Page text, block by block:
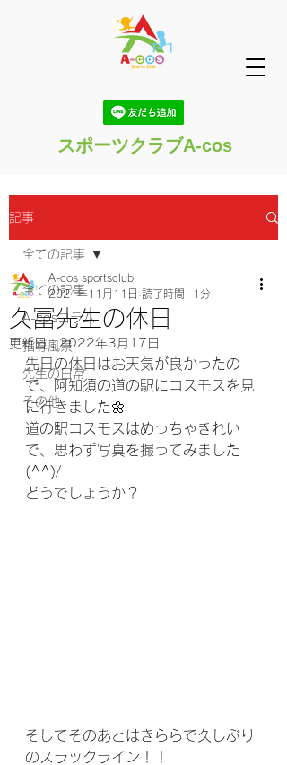
スポーツクラブA-cos
記事
全ての記事
A-cosコラム
指導風景
先生の日常
その他
全ての記事
久冨先生の休日
A-cos sportsclub
2021年11月11日 読了時間: 1分
更新日：2022年3月17日
先日の休日はお天気が良かったの
で、阿知須の道の駅にコスモスを見
に行きました🌼
道の駅コスモスはめっちゃきれい
で、思わず写真を撮ってみました
(^^)/
どうでしょうか？
そしてそのあとはきららで久しぶり
のスラックライン！！